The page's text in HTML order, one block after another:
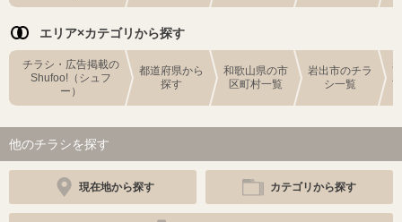
エリア×カテゴリから探す
チラシ・広告掲載の
Shufoo!（シュフ
ー）
都道府県から
探す
和歌山県の市
区町村一覧
岩出市のチラ
シ一覧
他のチラシを探す
現在地から探す カテゴリから探す